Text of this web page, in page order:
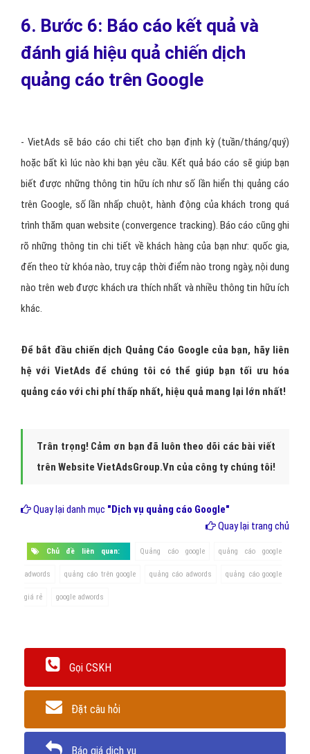
6. Bước 6: Báo cáo kết quả và
đánh giá hiệu quả chiến dịch
quảng cáo trên Google
- VietAds sẽ báo cáo chi tiết cho bạn định kỳ (tuần/tháng/quý)
hoặc bất kì lúc nào khi bạn yêu cầu. Kết quả báo cáo sẽ giúp bạn
biết được những thông tin hữu ích như số lần hiển thị quảng cáo
trên Google, số lần nhấp chuột, hành động của khách trong quá
trình thăm quan website (convergence tracking). Báo cáo cũng ghi
rõ những thông tin chi tiết về khách hàng của bạn như: quốc gia,
đến theo từ khóa nào, truy cập thời điểm nào trong ngày, nội dung
nào trên web được khách ưa thích nhất và nhiều thông tin hữu ích
khác.
Để bắt đầu chiến dịch Quảng Cáo Google của bạn, hãy liên
hệ với VietAds để chúng tôi có thể giúp bạn tối ưu hóa
quảng cáo với chi phí thấp nhất, hiệu quả mang lại lớn nhất!
Trân trọng! Cảm ơn bạn đã luôn theo dõi các bài viết
trên Website VietAdsGroup.Vn của công ty chúng tôi!
Quay lại danh mục "Dịch vụ quảng cáo Google"
Quay lại trang chủ
Chủ đề liên quan: Quảng cáo google quảng cáo google
adwords quảng cáo trên google quảng cáo adwords quảng cáo google
giá rẻ google adwords
Gọi CSKH
Đặt câu hỏi
Báo giá dịch vụ